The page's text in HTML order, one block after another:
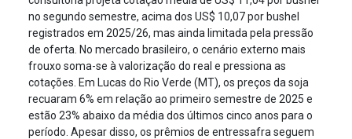
no segundo semestre, acima dos US$ 10,07 por bushel
registrados em 2025/26, mas ainda limitada pela pressão
de oferta. No mercado brasileiro, o cenário externo mais
frouxo soma-se à valorização do real e pressiona as
cotações. Em Lucas do Rio Verde (MT), os preços da soja
recuaram 6% em relação ao primeiro semestre de 2025 e
estão 23% abaixo da média dos últimos cinco anos para o
período. Apesar disso, os prêmios de entressafra seguem